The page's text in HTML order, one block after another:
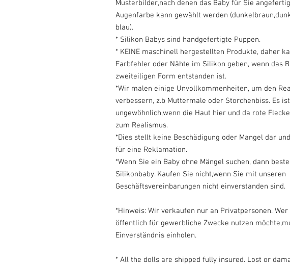
Musterbilder,nach denen das Baby für Sie
Augenfarbe kann gewählt werden
blau).
* Silikon Babys sind handgefertigte Puppen.
* KEINE maschinell hergestellten Produkte, daher
Farbfehler oder Nähte im Silikon geben, wenn das
zweiteiligen Form entstanden ist.
*Wir malen einige Unvollkommenheiten, um den
verbessern, z.b Muttermale oder Storchenbiss. Es
ungewöhnlich,wenn die Haut hier und da rote
zum Realismus.
*Dies stellt keine Beschädigung oder Mangel dar
für eine Reklamation.
*Wenn Sie ein Baby ohne Mängel suchen, dann
Silikonbaby. Kaufen Sie nicht,wenn Sie mit unseren
Geschäftsvereinbarungen nicht einverstanden sind.
*Hinweis: Wir verkaufen nur an Privatpersonen.
öffentlich für gewerbliche Zwecke nutzen
Einverständnis einholen.
* All the dolls are shipped fully insured. Lost or